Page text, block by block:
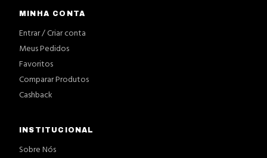
MINHA CONTA
Entrar / Criar conta
Meus Pedidos
Favoritos
Comparar Produtos
Cashback
INSTITUCIONAL
Sobre Nós